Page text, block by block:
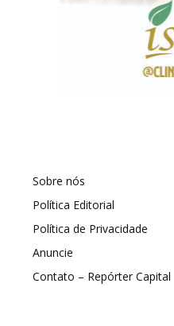
Sobre nós
Política Editorial
Política de Privacidade
Anuncie
Contato – Repórter Capital